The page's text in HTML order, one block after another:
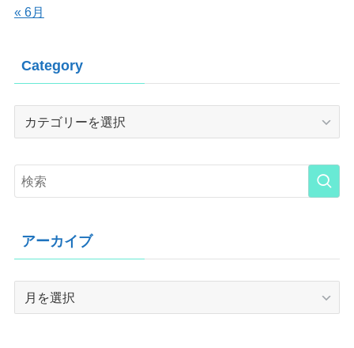
« 6月
Category
Category
アーカイブ